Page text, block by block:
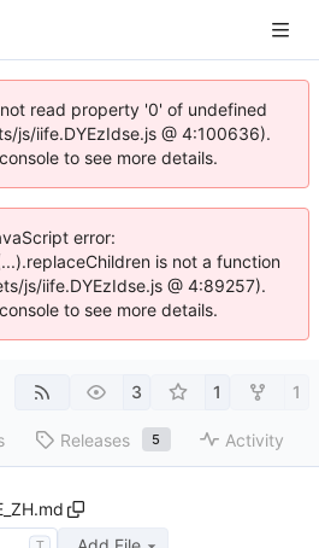
read property '0' of undefined
js/iife.DYEzIdse.js @ 4:100636).
to see more details.
error:
is not a function
js/iife.DYEzIdse.js @ 4:89257).
to see more details.
3 1 1
Releases 5 Activity